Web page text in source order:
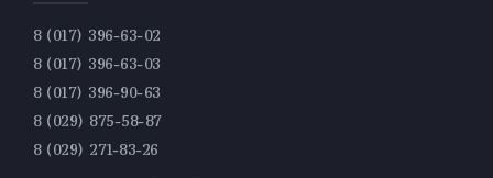
8 (017) 396-63-02
8 (017) 396-63-03
8 (017) 396-90-63
8 (029) 875-58-87
8 (029) 271-83-26